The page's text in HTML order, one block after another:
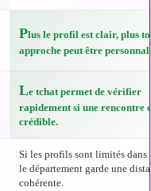
Plus le profil est clair, plus
approche peut être
Le tchat permet de vérifier
rapidement si une rencontre
crédible.
Si les profils sont limités dans
le département garde une
cohérente.